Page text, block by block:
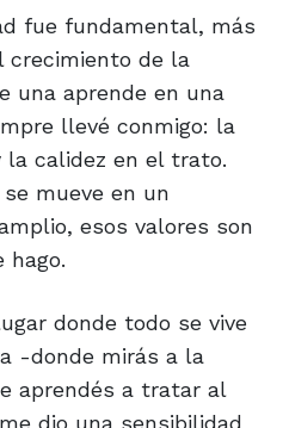
fue fundamental, más
crecimiento de la
una aprende en una
llevé conmigo: la
calidez en el trato.
mueve en un
esos valores son
hago.
donde todo se vive
-donde mirás a la
aprendés a tratar al
dio una sensibilidad